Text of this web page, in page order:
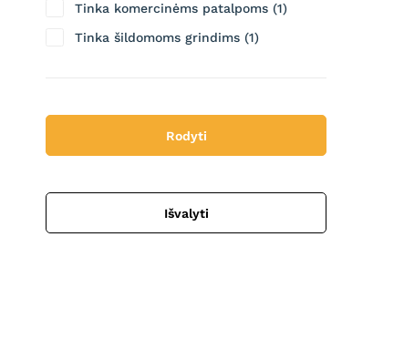
Tinka komercinėms patalpoms
1
Tinka šildomoms grindims
1
Rodyti
Išvalyti